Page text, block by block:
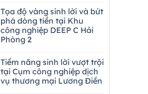
Tọa độ vàng sinh lời và bứt
phá dòng tiền tại Khu
công nghiệp DEEP C Hải
Phòng 2
Tiềm năng sinh lời vượt trội
tại Cụm công nghiệp dịch
vụ thương mại Lương Điền